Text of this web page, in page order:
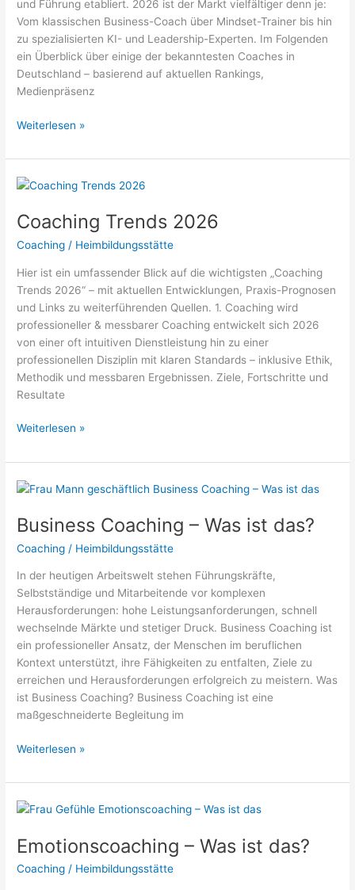
und Führung etabliert. 2026 ist der Markt vielfältiger denn je:
Vom klassischen Business-Coach über Mindset-Trainer bis hin
zu spezialisierten KI- und Leadership-Experten. Im Folgenden
ein Überblick über einige der bekanntesten Coaches in
Deutschland – basierend auf aktuellen Rankings,
Medienpräsenz
Die
Coaches
in
Deutschland
2026
Weiterlesen »
Coaching Trends 2026
Coaching / Heimbildungsstätte
Hier ist ein umfassender Blick auf die wichtigsten „Coaching
Trends 2026“ – mit aktuellen Entwicklungen, Praxis-Prognosen
und Links zu weiterführenden Quellen. 1. Coaching wird
professioneller & messbarer Coaching entwickelt sich 2026
von einer oft intuitiven Dienstleistung hin zu einer
professionellen Disziplin mit klaren Standards – inklusive Ethik,
Methodik und messbaren Ergebnissen. Ziele, Fortschritte und
Resultate
Coaching
2026
Weiterlesen »
Business Coaching – Was ist das?
Coaching / Heimbildungsstätte
In der heutigen Arbeitswelt stehen Führungskräfte,
Selbstständige und Mitarbeitende vor komplexen
Herausforderungen: hohe Leistungsanforderungen, schnell
wechselnde Märkte und stetiger Druck. Business Coaching ist
ein professioneller Ansatz, der Menschen im beruflichen
Kontext unterstützt, ihre Fähigkeiten zu entfalten, Ziele zu
erreichen und Herausforderungen erfolgreich zu meistern. Was
ist Business Coaching? Business Coaching ist eine
maßgeschneiderte Begleitung im
Business
–
Was
Weiterlesen »
Emotionscoaching – Was ist das?
Coaching / Heimbildungsstätte